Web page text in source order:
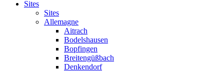
Sites
Sites
Allemagne
Aitrach
Bodelshausen
Bopfingen
Breitengüßbach
Denkendorf